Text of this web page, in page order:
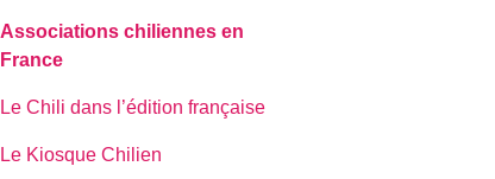
Associations chiliennes en
France
Le Chili dans l’édition française
Le Kiosque Chilien